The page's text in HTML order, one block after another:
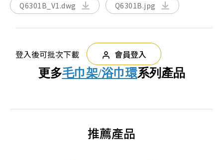
Q6301B_V1.dwg Q6301B.jpg
登入後可批次下載 會員登入
更多毛巾架/浴巾環系列產品
推薦產品